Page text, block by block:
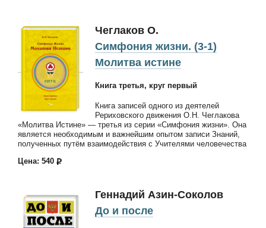
Чеглаков О.
Симфония жизни. (3-1)
Молитва истине
Книга третья, круг первый
Книга записей одного из деятелей
Рериховского движения О.Н. Чеглакова
«Молитва Истине» — третья из серии «Симфония жизни». Она
является необходимым и важнейшим опытом записи Знаний,
полученных путём взаимодействия с Учителями человечества
Цена: 540
Геннадий Азин-Соколов
До и после